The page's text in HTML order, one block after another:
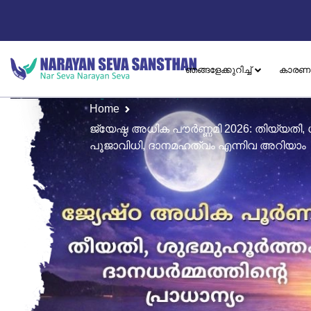
ഞങ്ങളേക്കുറിച്ച്
Home
ജ്യേഷ്ഠ അധിക പൗർണ്ണമി 2026:
പൂജാവിധി, ദാനമഹത്വം എന്നിവ അറിയാം